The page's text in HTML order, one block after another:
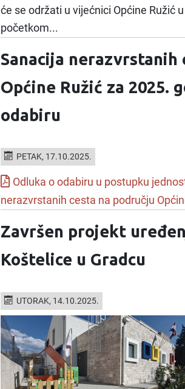
će se održati u vijećnici Općine Ružić
početkom...
Sanacija nerazvrstanih
Općine Ružić za 2025.
odabiru
PETAK, 17.10.2025.
Odluka o odabiru u postupku
nerazvrstanih cesta na području
Završen projekt
Koštelice u Gradcu
UTORAK, 14.10.2025.